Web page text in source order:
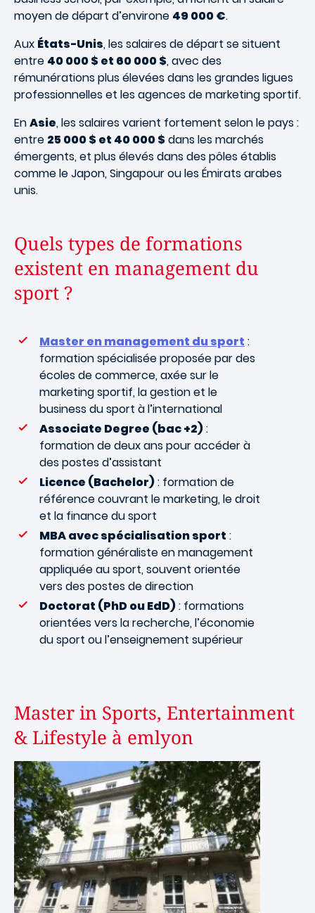
moyen de départ d’environe 49 000 €.
Aux États-Unis, les salaires de départ se situent
entre 40 000 $ et 60 000 $, avec des
rémunérations plus élevées dans les grandes ligues
professionnelles et les agences de marketing sportif.
EnAsie, les salaires varient fortement selon le pays :
entre 25 000 $ et 40 000 $dans les marchés
émergents, et plus élevés dans des pôles établis
comme le Japon, Singapour ou les Émirats arabes
unis.
Quels types de formations
existent en management du
sport ?
Master en management du sport :
formation spécialisée proposée par des
écoles de commerce, axée sur le
marketing sportif, la gestion et le
business du sport à l’international
Associate Degree (bac +2):
formation de deux ans pour accéder à
des postes d’assistant
Licence (Bachelor): formation de
référence couvrant le marketing, le droit
et la finance du sport
MBA avec spécialisation sport :
formation généraliste en management
appliquée au sport, souvent orientée
vers des postes de direction
Doctorat (PhD ou EdD): formations
orientées vers la recherche, l’économie
du sport ou l’enseignement supérieur
Master in Sports, Entertainment
& Lifestyle à emlyon